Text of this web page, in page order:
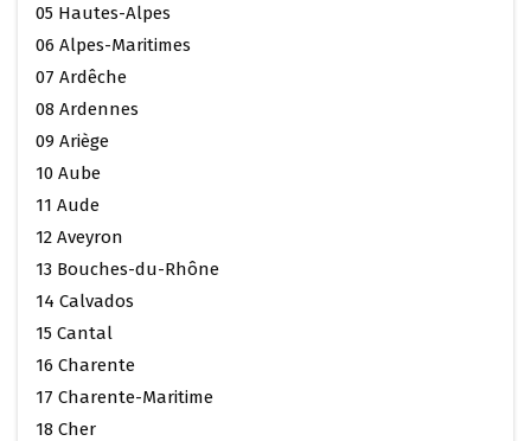
05 Hautes-Alpes
06 Alpes-Maritimes
07 Ardêche
08 Ardennes
09 Ariège
10 Aube
11 Aude
12 Aveyron
13 Bouches-du-Rhône
14 Calvados
15 Cantal
16 Charente
17 Charente-Maritime
18 Cher